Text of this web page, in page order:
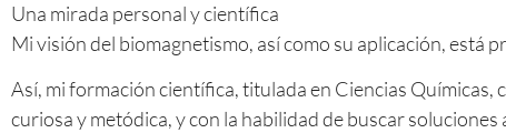
Una mirada personal y científica
Mi visión del biomagnetismo, así como su aplicación, está
Así, mi formación científica, titulada en Ciencias Químicas,
curiosa y metódica, y con la habilidad de buscar